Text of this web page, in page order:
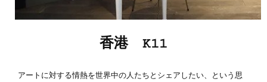
香港 K11
アートに対する情熱を世界中の人たちとシェアしたい、という思